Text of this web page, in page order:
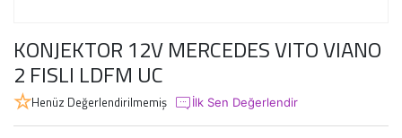
KONJEKTOR 12V MERCEDES VITO VIANO
2 FISLI LDFM UC
Henüz Değerlendirilmemiş İlk Sen Değerlendir